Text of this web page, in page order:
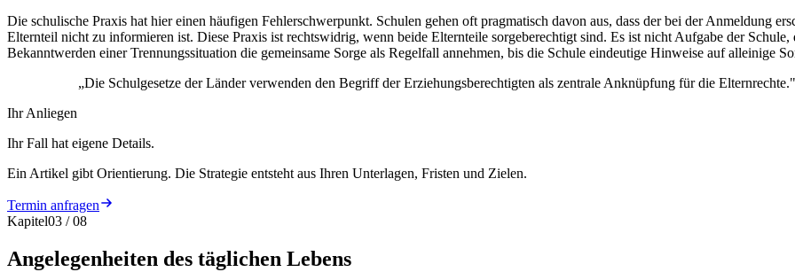
Die schulische Praxis hat hier einen häufigen Fehlerschwerpunkt. Schulen gehen oft pragmatisch davon aus, dass der bei der Anmeldung
Elternteil nicht zu informieren ist. Diese Praxis ist rechtswidrig, wenn beide Elternteile sorgeberechtigt sind. Es ist nicht Aufgabe der
Bekanntwerden einer Trennungssituation die gemeinsame Sorge als Regelfall annehmen, bis die Schule eindeutige Hinweise auf alleinige
„Die Schulgesetze der Länder verwenden den Begriff der Erziehungsberechtigten als zentrale Anknüpfung für die Elternrechte."
Ihr Anliegen
Ihr Fall hat eigene Details.
Ein Artikel gibt Orientierung. Die Strategie entsteht aus Ihren Unterlagen, Fristen und Zielen.
Termin anfragen
Kapitel03 /08
Angelegenheiten des täglichen Lebens